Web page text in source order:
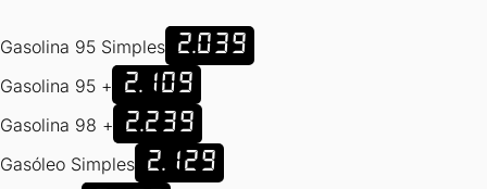
Gasolina 95 Simples 2.039
Gasolina 95 + 2.109
Gasolina 98 + 2.239
Gasóleo Simples 2.129